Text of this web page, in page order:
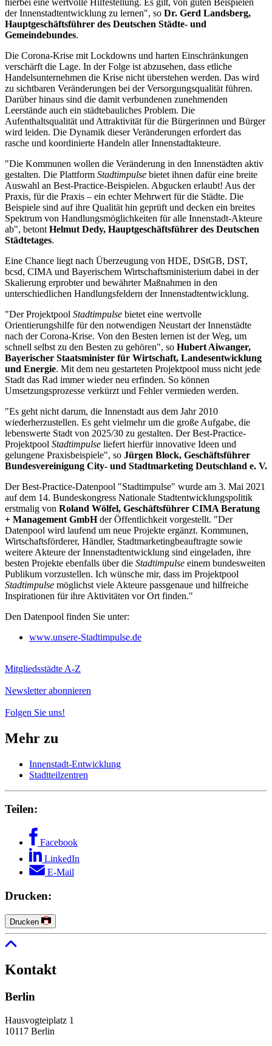
der Innenstadtentwicklung zu lernen", so Dr. Gerd Landsberg,
Hauptgeschäftsführer des Deutschen Städte- und
Gemeindebundes.
Die Corona-Krise mit Lockdowns und harten Einschränkungen
verschärft die Lage. In der Folge ist abzusehen, dass etliche
Handelsunternehmen die Krise nicht überstehen werden. Das wird
zu sichtbaren Veränderungen bei der Versorgungsqualität führen.
Darüber hinaus sind die damit verbundenen zunehmenden
Leerstände auch ein städtebauliches Problem. Die
Aufenthaltsqualität und Attraktivität für die Bürgerinnen und Bürger
wird leiden. Die Dynamik dieser Veränderungen erfordert das
rasche und koordinierte Handeln aller Innenstadtakteure.
"Die Kommunen wollen die Veränderung in den Innenstädten aktiv
gestalten. Die Plattform Stadtimpulse bietet ihnen dafür eine breite
Auswahl an Best-Practice-Beispielen. Abgucken erlaubt! Aus der
Praxis, für die Praxis – ein echter Mehrwert für die Städte. Die
Beispiele sind auf ihre Qualität hin geprüft und decken ein breites
Spektrum von Handlungsmöglichkeiten für alle Innenstadt-Akteure
ab", betont Helmut Dedy, Hauptgeschäftsführer des Deutschen
Städtetages.
Eine Chance liegt nach Überzeugung von HDE, DStGB, DST,
bcsd, CIMA und Bayerischem Wirtschaftsministerium dabei in der
Skalierung erprobter und bewährter Maßnahmen in den
unterschiedlichen Handlungsfeldern der Innenstadtentwicklung.
"Der Projektpool Stadtimpulse bietet eine wertvolle
Orientierungshilfe für den notwendigen Neustart der Innenstädte
nach der Corona-Krise. Von den Besten lernen ist der Weg, um
schnell selbst zu den Besten zu gehören", so Hubert Aiwanger,
Bayerischer Staatsminister für Wirtschaft, Landesentwicklung
und Energie. Mit dem neu gestarteten Projektpool muss nicht jede
Stadt das Rad immer wieder neu erfinden. So können
Umsetzungsprozesse verkürzt und Fehler vermieden werden.
"Es geht nicht darum, die Innenstadt aus dem Jahr 2010
wiederherzustellen. Es geht vielmehr um die große Aufgabe, die
lebenswerte Stadt von 2025/30 zu gestalten. Der Best-Practice-
Projektpool Stadtimpulse liefert hierfür innovative Ideen und
gelungene Praxisbeispiele", so Jürgen Block, Geschäftsführer
Bundesvereinigung City- und Stadtmarketing Deutschland e. V.
Der Best-Practice-Datenpool "Stadtimpulse" wurde am 3. Mai 2021
auf dem 14. Bundeskongress Nationale Stadtentwicklungspolitik
erstmalig von Roland Wölfel, Geschäftsführer CIMA Beratung
+ Management GmbHder Öffentlichkeit vorgestellt. "Der
Datenpool wird laufend um neue Projekte ergänzt. Kommunen,
Wirtschaftsförderer, Händler, Stadtmarketingbeauftragte sowie
weitere Akteure der Innenstadtentwicklung sind eingeladen, ihre
besten Projekte ebenfalls über die Stadtimpulse einem bundesweiten
Publikum vorzustellen. Ich wünsche mir, dass im Projektpool
Stadtimpulse möglichst viele Akteure passgenaue und hilfreiche
Inspirationen für ihre Aktivitäten vor Ort finden."
Den Datenpool finden Sie unter:
www.unsere-Stadtimpulse.de
Mitgliedsstädte A-Z
Newsletter abonnieren
Folgen Sie uns!
Mehr zu
Innenstadt-Entwicklung
Stadtteilzentren
Teilen:
Facebook
LinkedIn
E-Mail
Drucken:
Drucken
Kontakt
Berlin
Hausvogteiplatz 1
10117 Berlin